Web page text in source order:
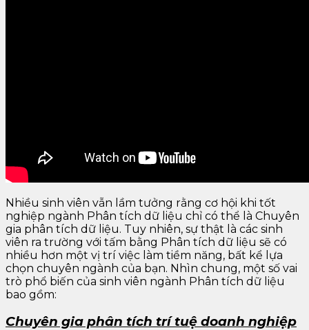
Nhiều sinh viên vẫn lầm tưởng rằng cơ hội khi tốt
nghiệp ngành Phân tích dữ liệu chỉ có thể là Chuyên
gia phân tích dữ liệu. Tuy nhiên, sự thật là các sinh
viên ra trường với tấm bằng Phân tích dữ liệu sẽ có
nhiều hơn một vị trí việc làm tiềm năng, bất kể lựa
chọn chuyên ngành của bạn. Nhìn chung, một số vai
trò phổ biến của sinh viên ngành Phân tích dữ liệu
bao gồm:
Chuyên gia phân tích trí tuệ doanh nghiệp